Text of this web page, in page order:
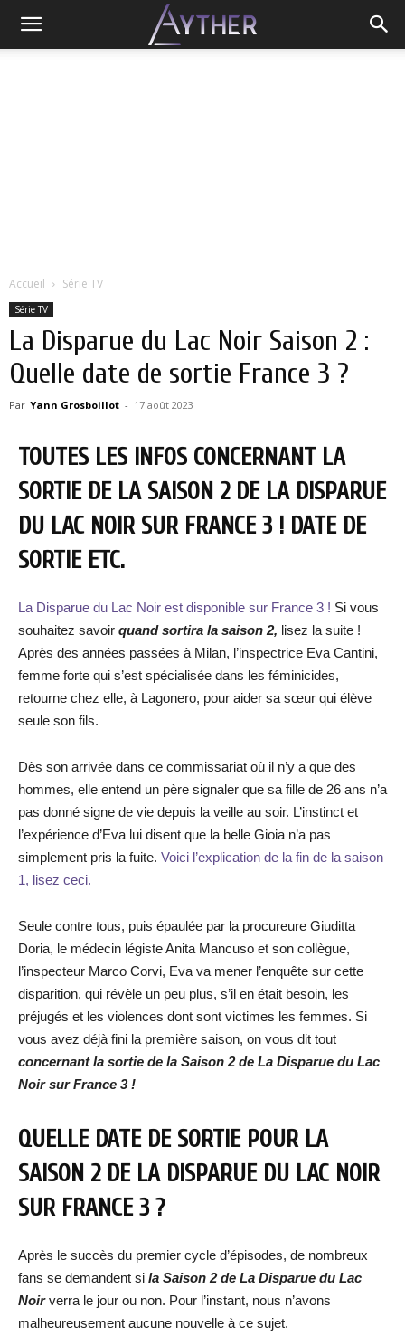
Accueil Série TV
Série TV
La Disparue du Lac Noir Saison 2 :
Quelle date de sortie France 3 ?
Par Yann Grosboillot - 17 août 2023
TOUTES LES INFOS CONCERNANT LA
SORTIE DE LA SAISON 2 DE LA DISPARUE
DU LAC NOIR SUR FRANCE 3 ! DATE DE
SORTIE ETC.
La Disparue du Lac Noir est disponible sur France 3 ! Si vous
souhaitez savoir quand sortira la saison 2, lisez la suite !
Après des années passées à Milan, l’inspectrice Eva Cantini,
femme forte qui s’est spécialisée dans les féminicides,
retourne chez elle, à Lagonero, pour aider sa sœur qui élève
seule son fils.
Dès son arrivée dans ce commissariat où il n’y a que des
hommes, elle entend un père signaler que sa fille de 26 ans n’a
pas donné signe de vie depuis la veille au soir. L’instinct et
l’expérience d’Eva lui disent que la belle Gioia n’a pas
simplement pris la fuite. Voici l’explication de la fin de la saison
1, lisez ceci.
Seule contre tous, puis épaulée par la procureure Giuditta
Doria, le médecin légiste Anita Mancuso et son collègue,
l’inspecteur Marco Corvi, Eva va mener l’enquête sur cette
disparition, qui révèle un peu plus, s’il en était besoin, les
préjugés et les violences dont sont victimes les femmes. Si
vous avez déjà fini la première saison, on vous dit tout
concernant la sortie de la Saison 2 de La Disparue du Lac
Noir sur France 3 !
QUELLE DATE DE SORTIE POUR LA
SAISON 2 DE LA DISPARUE DU LAC NOIR
SUR FRANCE 3 ?
Après le succès du premier cycle d’épisodes, de nombreux
fans se demandent si la Saison 2 de La Disparue du Lac
Noirverra le jour ou non. Pour l’instant, nous n’avons
malheureusement aucune nouvelle à ce sujet.